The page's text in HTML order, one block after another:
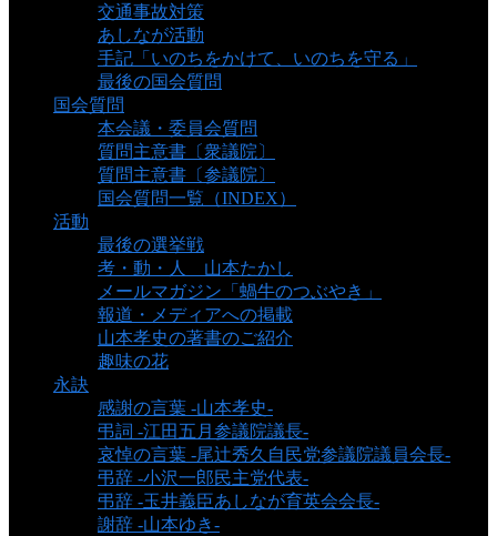
交通事故対策
あしなが活動
手記「いのちをかけて、いのちを守る」
最後の国会質問
国会質問
本会議・委員会質問
質問主意書〔衆議院〕
質問主意書〔参議院〕
国会質問一覧（INDEX）
活動
最後の選挙戦
考・動・人 山本たかし
メールマガジン「蝸牛のつぶやき」
報道・メディアへの掲載
山本孝史の著書のご紹介
趣味の花
永訣
感謝の言葉 -山本孝史-
弔詞 -江田五月参議院議長-
哀悼の言葉 -尾辻秀久自民党参議院議員会長-
弔辞 -小沢一郎民主党代表-
弔辞 -玉井義臣あしなが育英会会長-
謝辞 -山本ゆき-